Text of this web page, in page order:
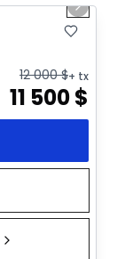
Next
12 000$+ tx
11 500$